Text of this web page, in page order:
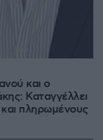
και ο
Καταγγέλλει
πληρωμένους